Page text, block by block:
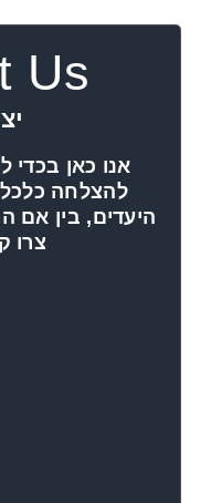
Us
אנו כאן
להצלחה
היעדים, בין אם
צרו